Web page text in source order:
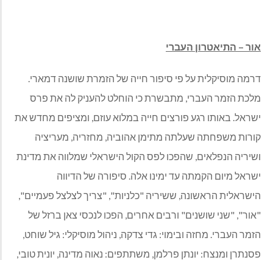
אור – התיאטרון העברי
דרמה מוסיקלית על פי סיפור חייה של הזמרת שושנה דמארי.
מלכת הזמר העברי, מתבשרת כי הוחלט להעניק לה את פרס
ישראל. באותו רגע פורצים חייה במלוא עוזם, ומציפים מחדש את
קורות משפחתה שעלתה מתימן אהוביה, מחזריה, מעריציה
ושיריה הנפלאים, שהפכו לפס הקול הישראלי שמלווה את מדינת
ישראל מיום הקמתה עד ימינו אלה. סיפורה של הדיווה
הישראלית הראשונה, ששיריה "כלניות", "צריך לצלצל פעמיים",
"אור", "שני שושנים" ורבים אחרים, הפכו לנכסי צאן ברזל של
הזמר העברי. מחזה ובימוי: גדי צדקה, ניהול מוסיקלי: גיל שוחט,
פסנתרן ומנצח: יונתן פרלמן, משתתפים: נאוה מדינה, יונית טובי,